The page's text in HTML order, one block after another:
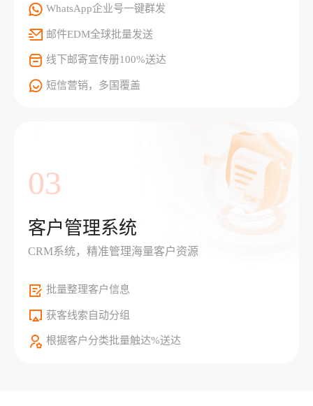
WhatsApp企业号一键群发
邮件EDM全球批量发送
线下邮寄宣传册100%送达
短信营销，多国覆盖
03
客户管理系统
CRM系统，精准管理海量客户资源
批量整理客户信息
获客线索自动分组
根据客户分类批量触达%送达